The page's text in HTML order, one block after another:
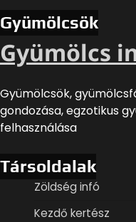
Gyümölcsök
Gyümölcs
Gyümölcsök,
gondozása, egzotikus
felhasználása
Társoldalak
Zöldség infó
Kezdő kertész